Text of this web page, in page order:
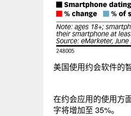
美国使用约会软件的
在约会应用的使用方
字将增加至 35%。